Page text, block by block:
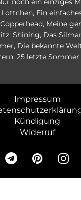
Lottchen, Ein
, Meine
, Shining, Das
, Die bekannte
, 25 letzte Sommer
Impressum
Kündigung
Widerruf